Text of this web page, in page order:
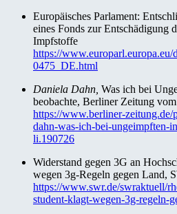
Europäisches Parlament:
eines Fonds zur Entschädigung
Impfstoffe
https://
0475_DE.html
Daniela Dahn, Was ich bei
beobachte, Berliner Zeitung
https://www.berliner-zeitung.de/
dahn-was-ich-bei-ungeimpften-
li.190726
Widerstand gegen 3G an
wegen 3g-Regeln gegen Land,
https://www.swr.de/swraktuell/
student-klagt-wegen-3g-regeln-